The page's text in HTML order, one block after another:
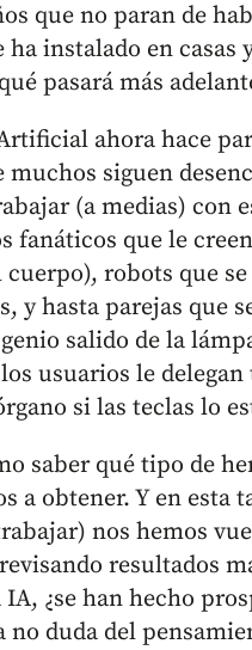
que no paran de
instalado en casas
pasará más
ahora hace
siguen
(a medias) con
fanáticos que le
robots que
y hasta parejas que
salido de la
usuarios le
si las teclas lo
saber qué tipo de
a obtener. Y en esta
nos hemos
resultados
¿se han hecho
duda del